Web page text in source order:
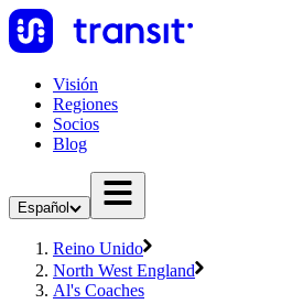
Visión
Regiones
Socios
Blog
Español
Reino Unido
North West England
Al's Coaches